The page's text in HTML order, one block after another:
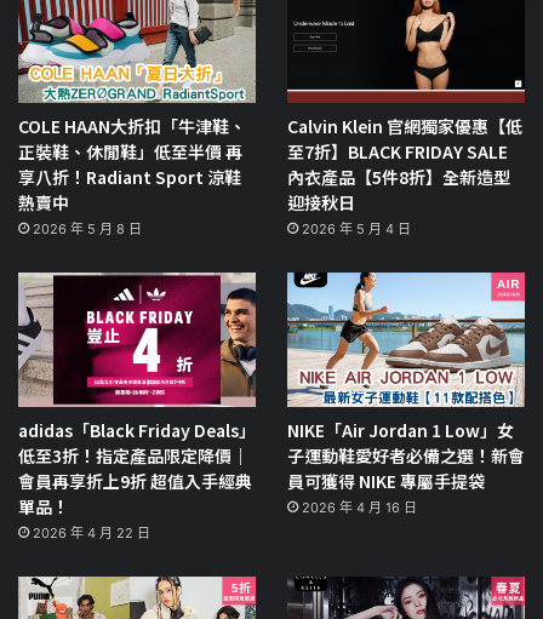
COLE HAAN大折扣「牛津鞋、
正裝鞋、休閒鞋」低至半價 再
享八折！Radiant Sport 涼鞋
熱賣中
2026 年 5 月 8 日
Calvin Klein 官網獨家優惠【低
至7折】BLACK FRIDAY SALE
內衣產品【5件8折】全新造型
迎接秋日
2026 年 5 月 4 日
adidas「Black Friday Deals」
低至3折！指定產品限定降價｜
會員再享折上9折 超值入手經典
單品！
2026 年 4 月 22 日
NIKE「Air Jordan 1 Low」女
子運動鞋愛好者必備之選！新會
員可獲得 NIKE 專屬手提袋
2026 年 4 月 16 日